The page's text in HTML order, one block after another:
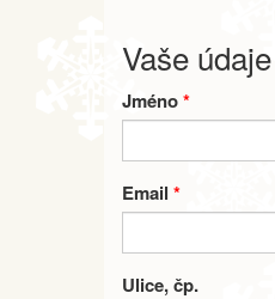
Vaše údaje
Jméno*
Email *
Ulice, čp.